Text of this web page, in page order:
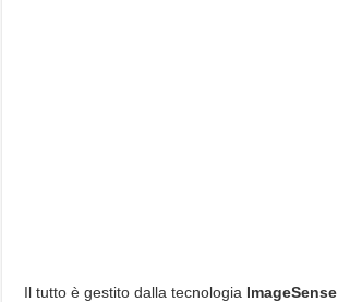
Il tutto è gestito dalla tecnologia ImageSense